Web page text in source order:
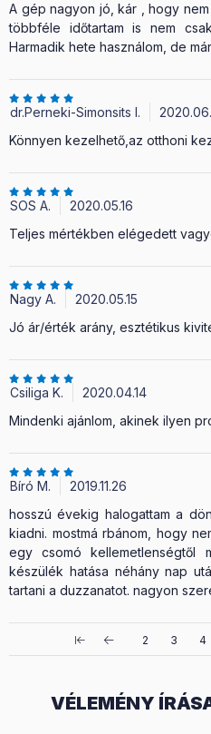
A gép nagyon jó, kár , hogy
többféle időtartam is nem
Harmadik hete használom, de
dr.Perneki-Simonsits I.
Könnyen kezelhető,az otthoni
SOS A.
2020.05.16
Teljes mértékben elégedett
Nagy A.
2020.05.15
Jó ár/érték arány, esztétikus
Csiliga K.
2020.04.14
Mindenki ajánlom, akinek ilyen
Bíró M.
2019.11.26
hosszú évekig halogattam a
kiadni. mostmá rbánom, hogy
egy csomó kellemetlenségtől
készülék hatása néhány nap
tartani a duzzanatot. nagyon
2 3 4
VÉLEMÉNY